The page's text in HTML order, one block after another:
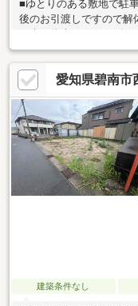
■ゆとりのある敷地で駐
後のお引渡しですので解
め車の往来がスムーズ
築プランを立てられます
名鉄三河線「碧南中央
中央中学校…徒歩約15分
ン碧南霞浦店…徒歩約5
のご相談も承ります！ま
愛知県碧南市
建築条件なし